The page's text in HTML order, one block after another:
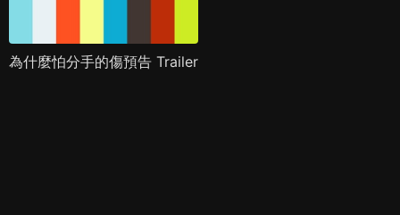
為什麼怕分手的傷預告 Trailer